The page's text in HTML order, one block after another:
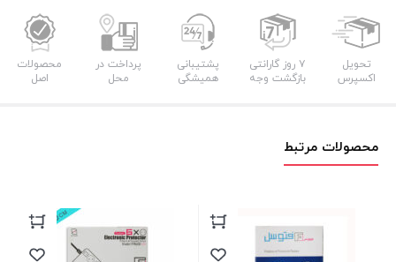
تحویل
اکسپرس
۷ روز گارانتی
بازگشت وجه
پشتیبانی
همیشگی
پرداخت در
محل
محصولات
اصل
محصولات مرتبط